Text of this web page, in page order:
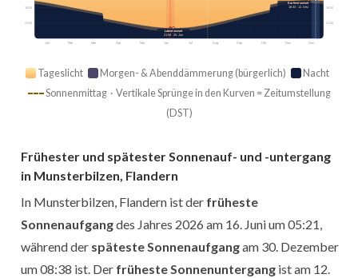
Jan Feb Mär Apr Mai Jun Jul Aug Sep Okt Nov Dez
18:00 18:00
21:00 21:00
Earliest sunset
16:33 · 12. Dez
Latest sunset
21:58 · 25. Jun
Tageslicht Morgen- & Abenddämmerung (bürgerlich)
Nacht
Sonnenmittag · Vertikale Sprünge in den Kurven = Zeitumstellung
(DST)
Frühester und spätester Sonnenauf- und -untergang
in Munsterbilzen, Flandern
In Munsterbilzen, Flandern ist der früheste
Sonnenaufgangdes Jahres 2026 am 16. Juni um 05:21,
während der späteste Sonnenaufgangam 30. Dezember
um 08:38 ist. Der früheste Sonnenuntergang ist am 12.